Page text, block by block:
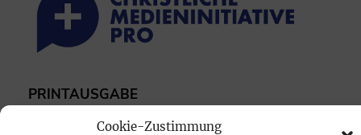
Cookie-Zustimmung
PRINTAUSGABE
Mediadaten